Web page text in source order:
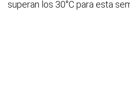
superan los 30°C para esta